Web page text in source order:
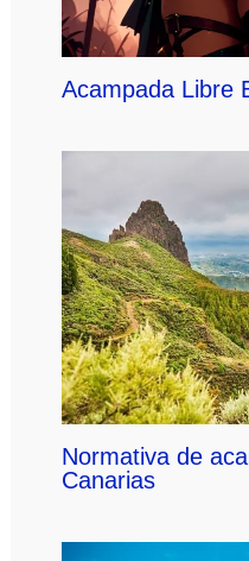
Acampada Libre
Normativa de
Canarias